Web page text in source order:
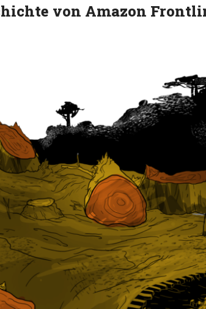
von Amazon